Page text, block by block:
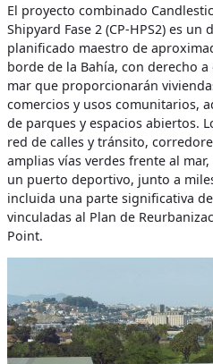
El proyecto combinado
Shipyard Fase 2 (CP-HPS2) es
planificado maestro de
borde de la Bahía, con derecho
mar que proporcionarán
comercios y usos comunitarios,
de parques y espacios abiertos.
red de calles y tránsito,
amplias vías verdes frente al
un puerto deportivo, junto a
incluida una parte significativa
vinculadas al Plan de
Point.